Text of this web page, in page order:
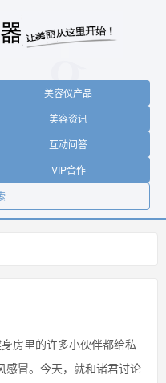
美容仪产品
美容资讯
互动问答
VIP合作
房里的许多小伙伴都给私
感冒。今天，就和诸君讨论